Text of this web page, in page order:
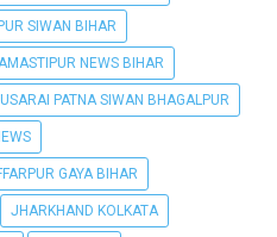
SIWAN BIHAR
NEWS BIHAR
PATNA SIWAN BHAGALPUR
GAYA BIHAR
JHARKHAND KOLKATA